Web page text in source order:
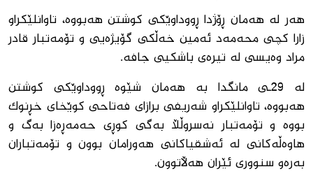
هەر لە هەمان ڕۆژدا ڕووداوێكی كوشتن هەبووە، تاوانلێكراو
زارا كچی محەمەد ئەمین خەڵكی گۆیژەیی و تۆمەتبار قادر
مراد وەیسی لە تیرەی باشكیی جافە.
لە 29ـی مانگدا بە هەمان شێوە ڕووداوێكی كوشتن
هەبووە، تاوانلێكراو شەریفی برازای فەتاحی كوێخای خڕنوك
بووە و تۆمەتبار نەسروڵڵا بەگی كوڕی حەمەڕەزا بەگ و
هاوەڵەكانی لە ئەشقیاكانی هەورامان بوون و تۆمەتباران
بەرەو سنووری ئێران هەڵاتوون.